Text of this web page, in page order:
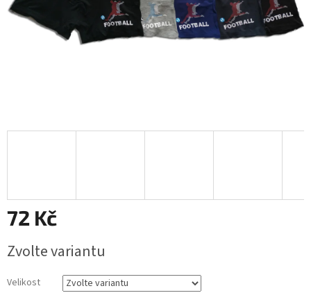
72 Kč
cena:
Zvolte variantu
Velikost